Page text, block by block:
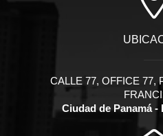
CALLE 77, OFFICE 77,
Ciudad de Panamá -